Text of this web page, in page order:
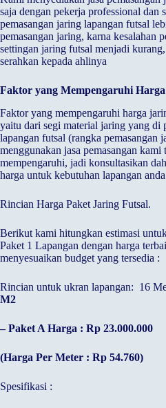
saja dengan pekerja professional dan
pemasangan jaring lapangan futsal
pemasangan jaring, karna kesalahan
settingan jaring futsal menjadi
serahkan kepada ahlinya
Faktor yang Mempengaruhi
Faktor yang mempengaruhi harga
yaitu dari segi material jaring yang di
lapangan futsal (rangka pemasangan
menggunakan jasa pemasangan
mempengaruhi, jadi konsultasikan
harga untuk kebutuhan lapangan anda
Rincian Harga Paket Jaring Futsal.
Berikut kami hitungkan estimasi
Paket 1 Lapangan dengan harga
menyesuaikan budget yang tersedia :
Rincian untuk ukran lapangan: 16
M2
– Paket A Harga : Rp 23.000.000
(Harga Per Meter : Rp 54.760)
Spesifikasi :